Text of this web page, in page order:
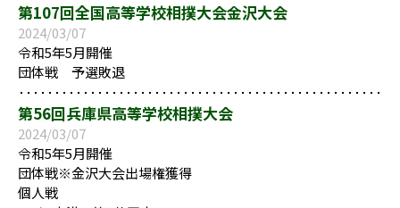
第107回全国高等学校相撲大会金沢大会
2024/03/07
令和5年5月開催
団体戦 予選敗退
第56回兵庫県高等学校相撲大会
2024/03/07
令和5年5月開催
団体戦※金沢大会出場権獲得
個人戦